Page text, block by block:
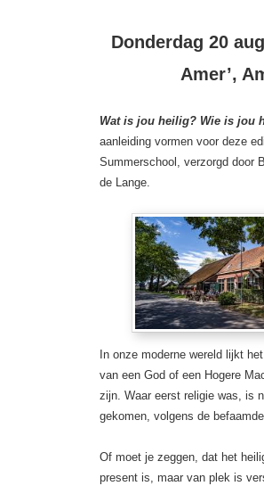
Donderdag 20
Amer’,
Wat is jou heilig? Wie is jou
aanleiding vormen voor deze
Summerschool, verzorgd door
de Lange.
In onze moderne wereld lijkt
van een God of een Hogere
zijn. Waar eerst religie was, is
gekomen, volgens de
Of moet je zeggen, dat het
present is, maar van plek is